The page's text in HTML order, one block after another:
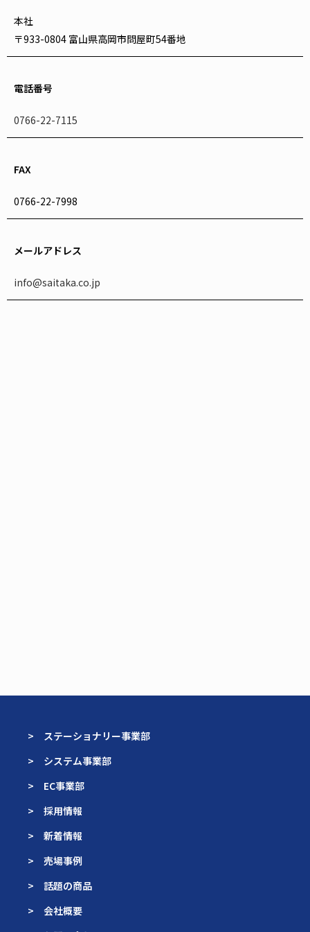
本社
〒933-0804 富山県高岡市問屋町54番地
電話番号
0766-22-7115
FAX
0766-22-7998
メールアドレス
info@saitaka.co.jp
> ステーショナリー事業部
> システム事業部
> EC事業部
> 採用情報
> 新着情報
> 売場事例
> 話題の商品
> 会社概要